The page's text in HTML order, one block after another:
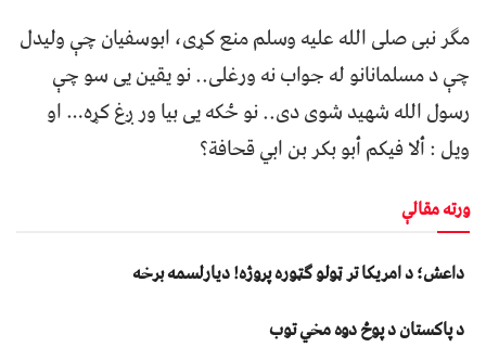
مګر نبی صلی الله علیه وسلم منع کړی، ابوسفیان چې ولیدل
چې د مسلمانانو له جواب نه ورغلی.. نو یقین یی سو چې
رسول الله شهید شوی دی.. نو ځکه یی بیا ور ږغ کړه… او
ویل : ألا فيكم أبو بكر بن ابي قحافة؟
ورته مقالې
داعش؛ د امریکا تر ټولو ګټوره پروژه! دیارلسمه برخه
د پاکستان د پوځ دوه مخي توب